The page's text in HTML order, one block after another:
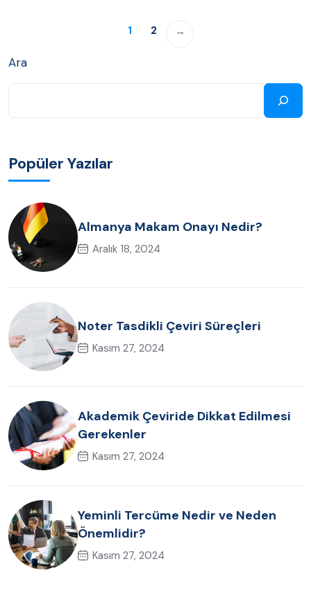
1 2 →
Ara
Popüler Yazılar
Almanya Makam Onayı Nedir?
Aralık 18, 2024
Noter Tasdikli Çeviri Süreçleri
Kasım 27, 2024
Akademik Çeviride Dikkat Edilmesi
Gerekenler
Kasım 27, 2024
Yeminli Tercüme Nedir ve Neden
Önemlidir?
Kasım 27, 2024